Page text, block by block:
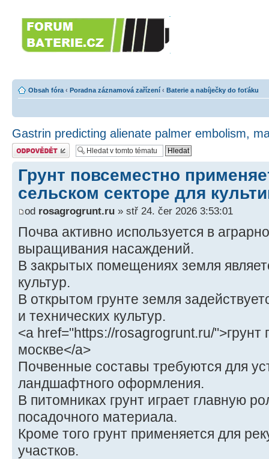
Obsah fóra ‹ Poradna záznamová zařízení ‹ Baterie a nabíječky do foťáku
Gastrin predicting alienate palmer embolism,
Odeslat odpověď
Грунт повсеместно
сельском секторе для
od rosagrogrunt.ru » stř 24. čer 2026 3:53:01
Почва активно используется в
выращивания насаждений.
В закрытых помещениях земля
культур.
В открытом грунте земля
и технических культур.
<a href="https://rosagrogrunt.ru/">грунт
москве</a>
Почвенные составы требуются для
ландшафтного оформления.
В питомниках грунт играет главную
посадочного материала.
Кроме того грунт применяется для
участков.